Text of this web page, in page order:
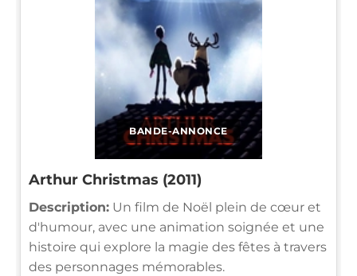
BANDE-ANNONCE
Arthur Christmas (2011)
Description: Un film de Noël plein de cœur et
d'humour, avec une animation soignée et une
histoire qui explore la magie des fêtes à travers
des personnages mémorables.